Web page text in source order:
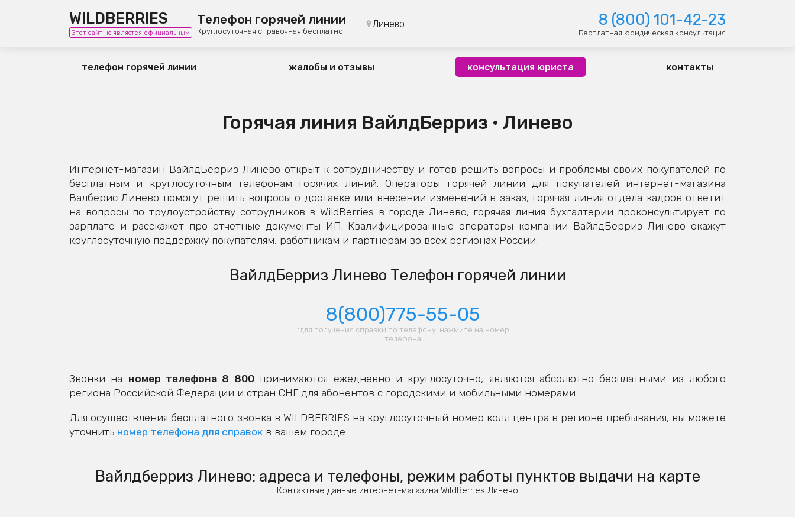
WILDBERRIES
Этот сайт не является официальным
Телефон горячей линии
Круглосуточная справочная бесплатно
Линево 8 (800) 101-42-23
Бесплатная юридическая консультация
телефон горячей линии жалобы и отзывы консультация юриста контакты
Горячая линия ВайлдБерриз • Линево
Интернет-магазин ВайлдБерриз Линево открыт к сотрудничеству и готов решить вопросы и проблемы своих покупателей по
бесплатным и круглосуточным телефонам горячих линий. Операторы горячей линии для покупателей интернет-магазина
Валберис Линево помогут решить вопросы о доставке или внесении изменений в заказ, горячая линия отдела кадров ответит
на вопросы по трудоустройству сотрудников в WildBerries в городе Линево, горячая линия бухгалтерии проконсультирует по
зарплате и расскажет про отчетные документы ИП. Квалифицированные операторы компании ВайлдБерриз Линево окажут
круглосуточную поддержку покупателям, работникам и партнерам во всех регионах России.
ВайлдБерриз Линево Телефон горячей линии
8(800)775-55-05
*для получения справки по телефону, нажмите на номер
телефона
Звонки на номер телефона 8 800принимаются ежедневно и круглосуточно, являются абсолютно бесплатными из любого
региона Российской Федерации и стран СНГ для абонентов с городскими и мобильными номерами.
Для осуществления бесплатного звонка в WILDBERRIES на круглосуточный номер колл центра в регионе пребывания, вы можете
уточнить номер телефона для справок в вашем городе.
Вайлдберриз Линево: адреса и телефоны, режим работы пунктов выдачи на карте
Контактные данные интернет-магазина WildBerries Линево